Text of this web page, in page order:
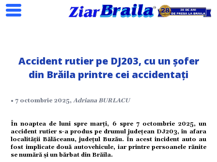
Accident rutier pe DJ203, cu un șofer
din Brăila printre cei accidentați
• 7 octombrie 2025,Adriana BURLACU
În noaptea de luni spre marți, 6 spre 7 octombrie 2025, un
accident rutier s-a produs pe drumul județean DJ203, în afara
localității Bălăceanu, județul Buzău. În acest incident auto au
fost implicate două autovehicule, iar printre persoanele rănite
se numără și un bărbat din Brăila.